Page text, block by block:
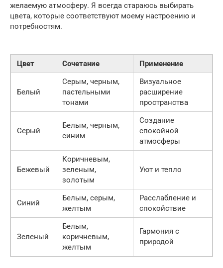
желаемую атмосферу. Я всегда стараюсь выбирать
цвета, которые соответствуют моему настроению и
потребностям.
Цвет Сочетание Применение
Белый
Серым, черным,
пастельными
тонами
Визуальное
расширение
пространства
Серый
Белым, черным,
синим
Создание
спокойной
атмосферы
Бежевый
Коричневым,
зеленым,
золотым
Уют и тепло
Синий
Белым, серым,
желтым
Расслабление и
спокойствие
Зеленый
Белым,
коричневым,
желтым
Гармония с
природой